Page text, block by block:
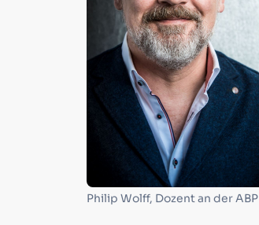
Philip Wolff, Dozent an der ABP